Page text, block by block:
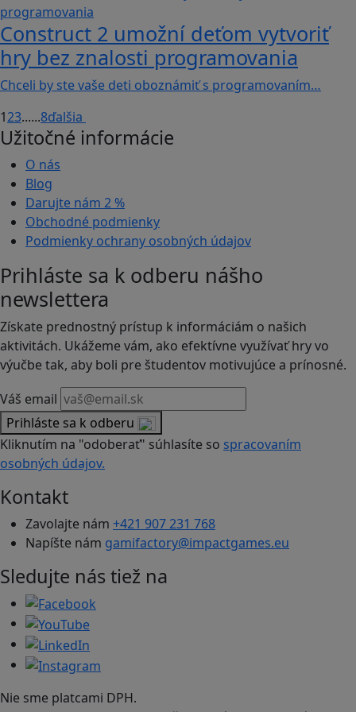
Construct 2 umožní deťom vytvoriť
hry bez znalosti programovania
Chceli by ste vaše deti oboznámiť s programovaním…
123......8ďalšia
Užitočné informácie
O nás
Blog
Darujte nám 2 %
Obchodné podmienky
Podmienky ochrany osobných údajov
Prihláste sa k odberu nášho
newslettera
Získate prednostný prístup k informáciám o našich
aktivitách. Ukážeme vám, ako efektívne využívať hry vo
výučbe tak, aby boli pre študentov motivujúce a prínosné.
Váš email
Prihláste sa k odberu
Kliknutím na "odoberať" súhlasíte so spracovaním
osobných údajov.
Kontakt
Zavolajte nám +421 907 231 768
Napíšte nám gamifactory@impactgames.eu
Sledujte nás tiež na
Nie sme platcami DPH.